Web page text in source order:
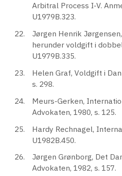
Arbitral Process I‐V.
U1979B.323.
Jørgen Henrik
herunder voldgift i
U1979B.335.
Helen Graf, Voldgift i
s. 298.
Meurs-Gerken,
Advokaten, 1980, s. 125.
Hardy Rechnagel,
U1982B.450.
Jørgen Grønborg, Det
Advokaten, 1982, s. 157.